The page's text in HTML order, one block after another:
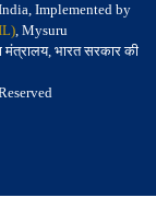
Implemented by
, Mysuru
मंत्रालय, भारत सरकार की